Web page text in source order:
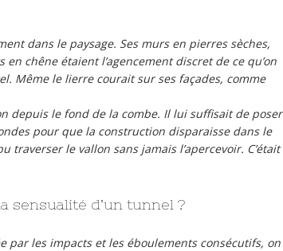
dans le paysage. Ses murs en pierres sèches,
chêne étaient l’agencement discret de ce qu’on
Même le lierre courait sur ses façades, comme
depuis le fond de la combe. Il lui suffisait de poser
pour que la construction disparaisse dans le
traverser le vallon sans jamais l’apercevoir. C’était
sensualité d’un tunnel ?
par les impacts et les éboulements consécutifs, on